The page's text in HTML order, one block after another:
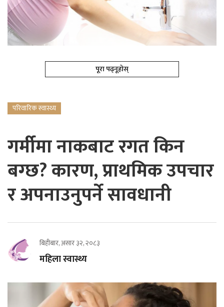
पूरा पढ्नूहोस्
परिवारिक स्वास्थ्य
गर्मीमा नाकबाट रगत किन
बग्छ? कारण, प्राथमिक उपचार
र अपनाउनुपर्ने सावधानी
बिहीबार, असार ३२, २०८३
महिला स्वास्थ्य